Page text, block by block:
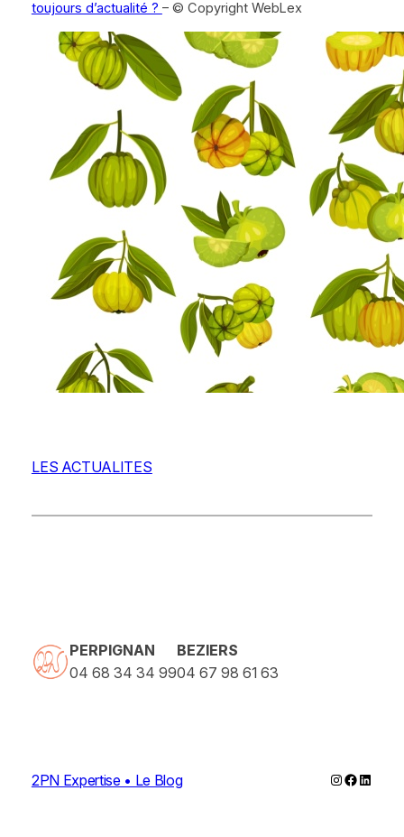
toujours d’actualité ? – © Copyright WebLex
LES ACTUALITES
PERPIGNAN
04 68 34 34 99
BEZIERS
04 67 98 61 63
2PN Expertise • Le Blog Instagram